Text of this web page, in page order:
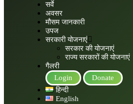
सर्वे
अवसर
मौसम जानकारी
उपज
सरकारी योजनाएं
सरकार की योजनाएं
राज्य सरकारों की योजनाएं
गैलरी
Login
Donate
हिन्दी
English